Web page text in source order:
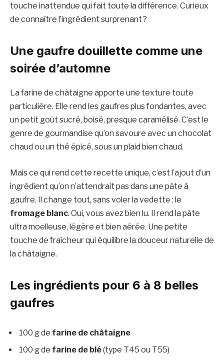
touche inattendue qui fait toute la différence. Curieux
de connaître l’ingrédient surprenant ?
Une gaufre douillette comme une
soirée d’automne
La farine de châtaigne apporte une texture toute
particulière. Elle rend les gaufres plus fondantes, avec
un petit goût sucré, boisé, presque caramélisé. C’est le
genre de gourmandise qu’on savoure avec un chocolat
chaud ou un thé épicé, sous un plaid bien chaud.
Mais ce qui rend cette recette unique, c’est l’ajout d’un
ingrédient qu’on n’attendrait pas dans une pâte à
gaufre. Il change tout, sans voler la vedette : le
fromage blanc. Oui, vous avez bien lu. Il rend la pâte
ultra moelleuse, légère et bien aérée. Une petite
touche de fraîcheur qui équilibre la douceur naturelle de
la châtaigne.
Les ingrédients pour 6 à 8 belles
gaufres
100 g de farine de châtaigne
100 g de farine de blé(type T45 ou T55)